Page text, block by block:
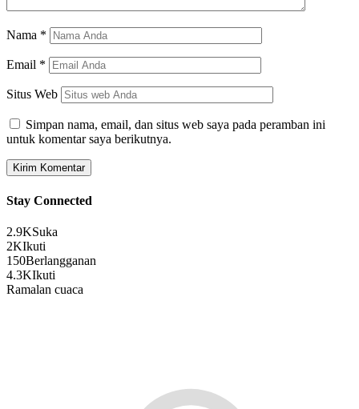
Nama *
Email *
Situs Web
Simpan nama, email, dan situs web saya pada peramban ini
untuk komentar saya berikutnya.
Stay Connected
2.9KSuka
2KIkuti
150Berlangganan
4.3KIkuti
Ramalan cuaca